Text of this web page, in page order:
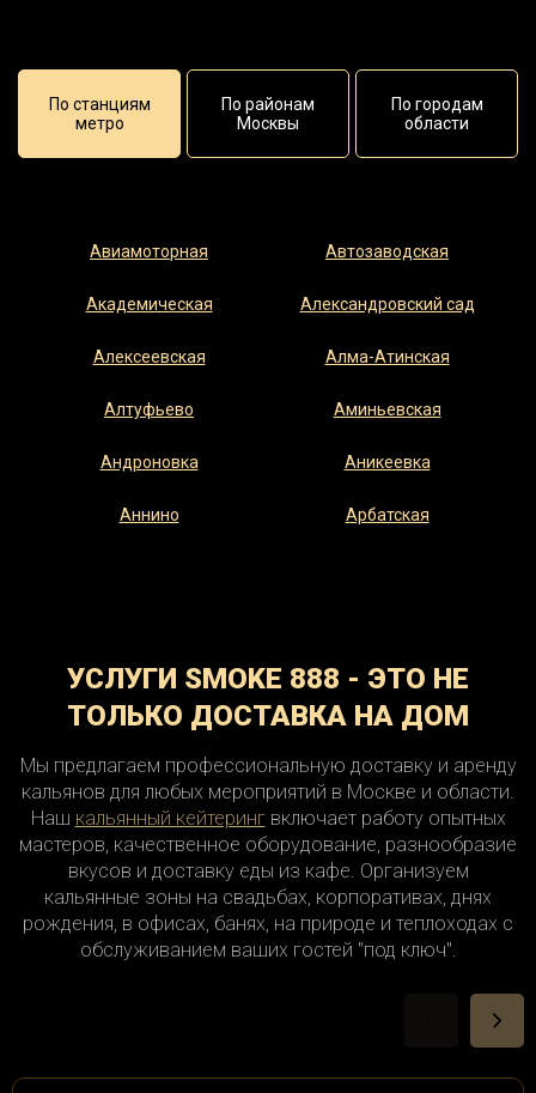
По станциям
метро
По районам
Москвы
По городам
области
Авиамоторная Автозаводская
Академическая Александровский сад
Алексеевская Алма-Атинская
Алтуфьево Аминьевская
Андроновка Аникеевка
Аннино Арбатская
Балтийская Баррикадная
Бауманская Беговая
Белокаменная Беломорская
Белорусская Беляево
Бескудниково Бибирево
Библиотека им. Ленина Битца
Академический Алексеевский
Алтуфьевский Арбат
Аэропорт Бабушкинский
Басманный Беговой
Бескудниковский Бибирево
Бирюлёво Восточное Бирюлёво Западное
Бутырский Вешняки
Внуково Войковский
Восточный Выхино-Жулебино
Гагаринский Головинский
Гольяново Даниловский
Дегунино Восточное Дегунино Западное
Апрелевка Балашиха
Бронницы Вешки
Видное Волоколамск
Воскресенск Высоковск
Голицыно Дедовск
Дзержинский Дмитров
Железнодорожный Жуковский
Зарайск Звенигород
Ивантеевка Истра
Кашира Климовск
Клин Коломна
Королев Котельники
УСЛУГИ SMOKE 888 - ЭТО НЕ
ТОЛЬКО ДОСТАВКА НА ДОМ
Мы предлагаем профессиональную доставку и аренду
кальянов для любых мероприятий в Москве и области.
Наш кальянный кейтерингвключает работу опытных
мастеров, качественное оборудование, разнообразие
вкусов и доставку еды из кафе. Организуем
кальянные зоны на свадьбах, корпоративах, днях
рождения, в офисах, банях, на природе и теплоходах с
обслуживанием ваших гостей "под ключ".